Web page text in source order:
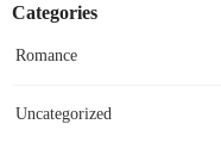
Categories
Romance
Uncategorized